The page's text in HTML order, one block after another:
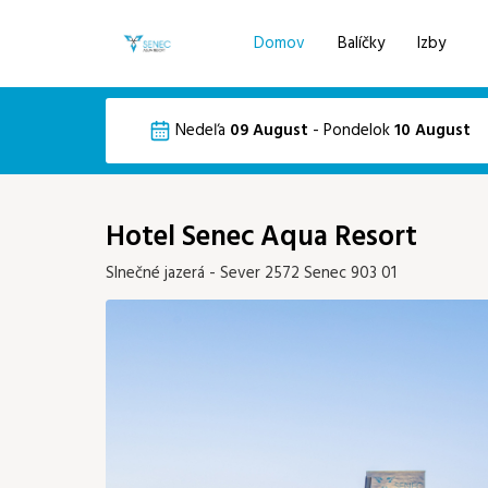
Domov Balíčky Izby
Pre získanie najlepšej ceny sa prihláste do
Email
Nedeľa 09 August - Pondelok10 August
Po Ut St Št
20 21
Hotel Senec Aqua Resort
Slnečné jazerá - Sever 2572 Senec 903 01
Voľba jazyka
EN DE